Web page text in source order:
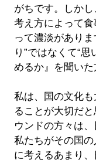
がちです。しか
考え方によって
って濃淡があり
り”ではなくて“
めるか』を聞いた
私は、国の文化
ることが大切だ
ウンドの方々は
私たちがその国
に考えるあまり